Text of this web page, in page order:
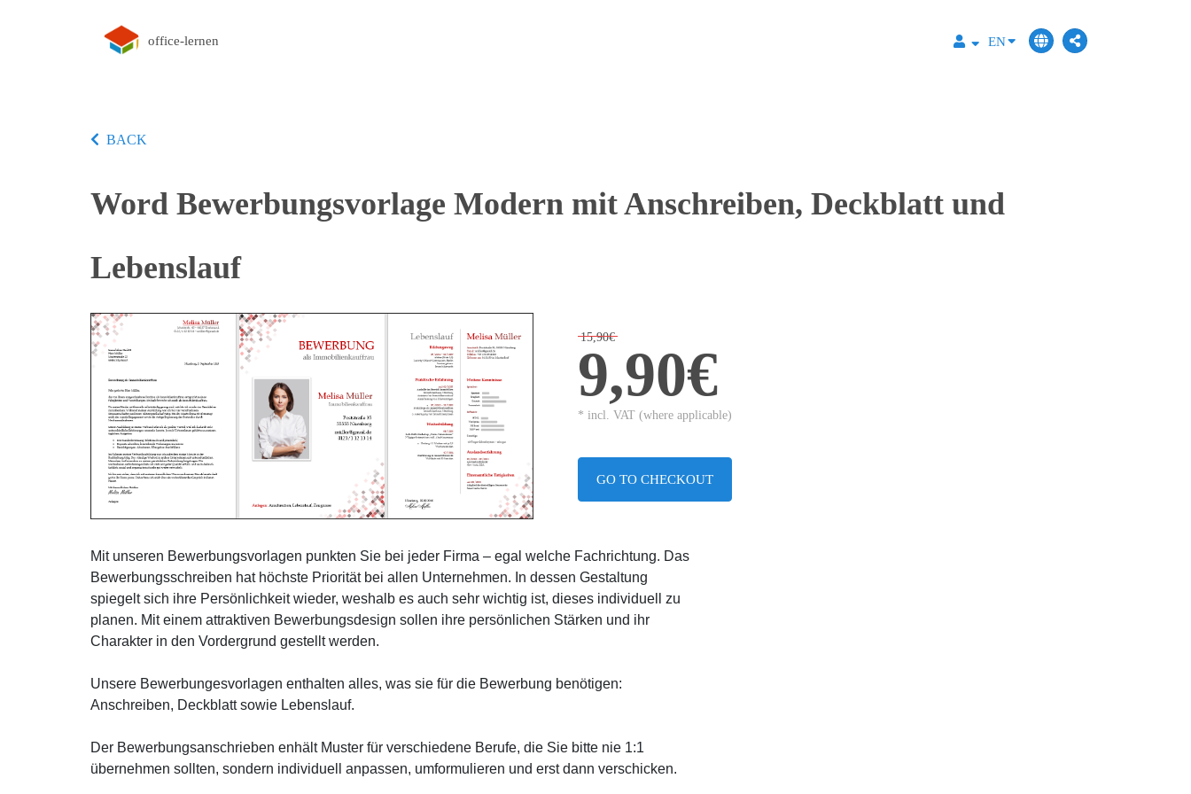
office-lernen EN
BACK
Word Bewerbungsvorlage Modern mit Anschreiben, Deckblatt und
Lebenslauf
15,90€
9,90€
* incl. VAT (where applicable)
GO TO CHECKOUT
Mit unseren Bewerbungsvorlagen punkten Sie bei jeder Firma – egal welche Fachrichtung. Das
Bewerbungsschreiben hat höchste Priorität bei allen Unternehmen. In dessen Gestaltung
spiegelt sich ihre Persönlichkeit wieder, weshalb es auch sehr wichtig ist, dieses individuell zu
planen. Mit einem attraktiven Bewerbungsdesign sollen ihre persönlichen Stärken und ihr
Charakter in den Vordergrund gestellt werden.
Unsere Bewerbungesvorlagen enthalten alles, was sie für die Bewerbung benötigen:
Anschreiben, Deckblatt sowie Lebenslauf.
Der Bewerbungsanschrieben enhält Muster für verschiedene Berufe, die Sie bitte nie 1:1
übernehmen sollten, sondern individuell anpassen, umformulieren und erst dann verschicken.